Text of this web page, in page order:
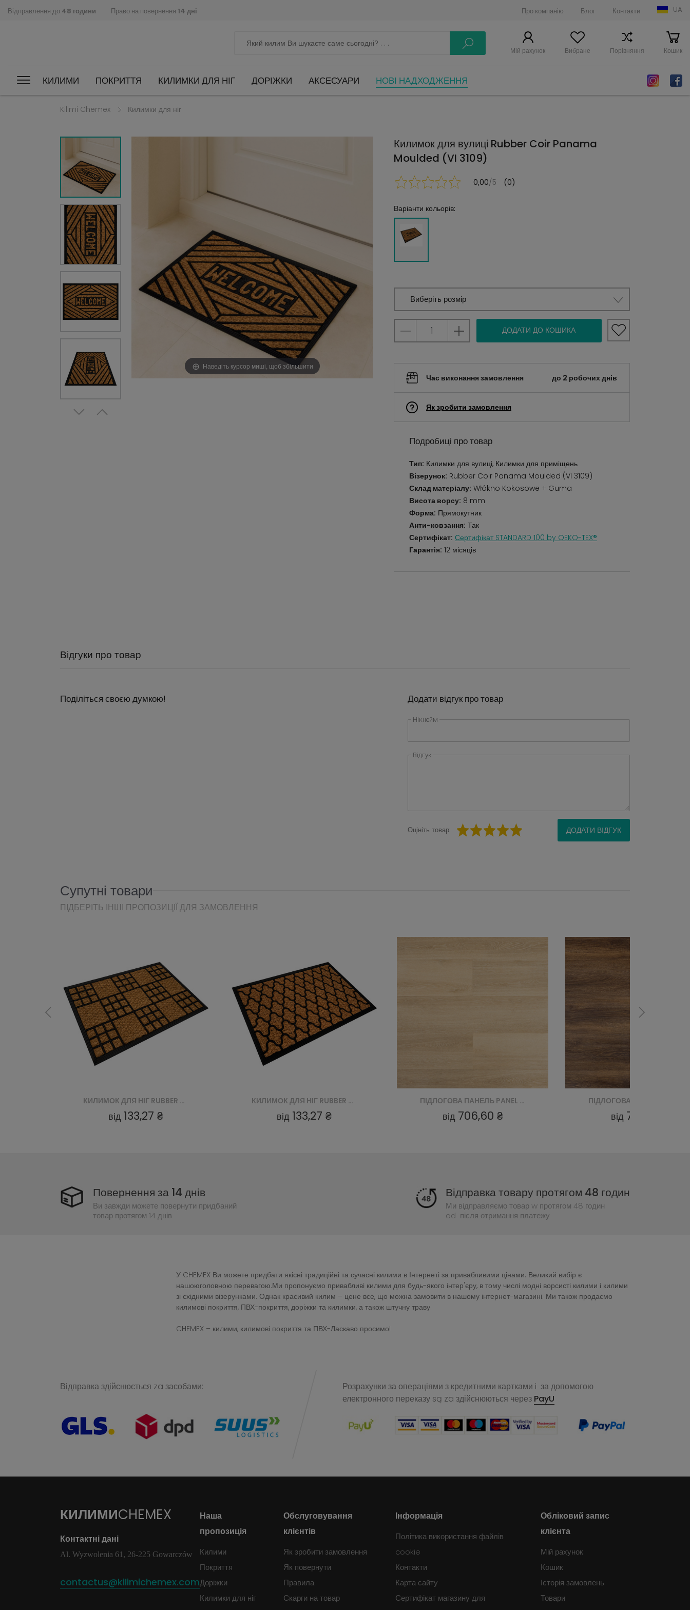
Відправлення до 48 години Право на повернення 14 дні Про компанію Блог Контакти UA
Мій рахунок Вибране Порівняння Кошик
КИЛИМИ ПОКРИТТЯ КИЛИМКИ ДЛЯ НІГ ДОРІЖКИ АКСЕСУАРИ НОВІ НАДХОДЖЕННЯ
Kilimi Chemex Килимки для ніг
Наведіть курсор миші, щоб збільшити
Килимок для вулиці Rubber Coir Panama
Moulded (VI 3109)
0,00/5 (0)
Варіанти кольорів:
Виберіть розмір
ДОДАТИ ДО КОШИКА
Час виконання замовлення до 2 робочих днів
Як зробити замовлення
Подробиці про товар
Тип: Килимки для вулиці, Килимки для приміщень
Візерунок: Rubber Coir Panama Moulded (VI 3109)
Склад матеріалу: Włókno Kokosowe + Guma
Висота ворсу: 8 mm
Форма: Прямокутник
Анти-ковзання: Так
Сертифікат: Сертифікат STANDARD 100 by OEKO-TEX®
Гарантія: 12 місяців
Відгуки про товар
Поділіться своєю думкою! Додати відгук про товар
Нікнейм
Відгук
Оцініть товар: ДОДАТИ ВІДГУК
Супутні товари
ПІДБЕРІТЬ ІНШІ ПРОПОЗИЦІЇ ДЛЯ ЗАМОВЛЕННЯ
КИЛИМОК ДЛЯ НІГ RUBBER COIR PANAMA MOULDED (VI 3104)
від 133,27 ₴
ПІДЛОГОВА ПАНЕЛЬ PANEL SPC ALPINE OAK A102
від 706,60 ₴
ПІДЛОГОВА ПАНЕЛЬ PANEL SPC ALPINE OAK A611
від 706,60 ₴ від 706,60 ₴
Повернення за 14 днів
Ви завжди можете повернути придбаний
товар протягом 14 днів
Відправка товару протягом 48 годин
Ми відправляємо товар w протягом 48 годин
od після отримання платежу
У CHEMEX Ви можете придбати якісні традиційні та сучасні килими в Інтернеті за привабливими цінами. Великий вибір є
нашоюголовною перевагою.Ми пропонуємо привабливі килими для будь-якого інтер'єру, в тому числі модні ворсисті килими і килими
зі східними візерунками. Однак красивий килим – цене все, що можна замовити в нашому інтернет-магазині. Ми також продаємо
килимові покриття, ПВХ-покриття, доріжки та килимки, а також штучну траву.
CHEMEX – килими, килимові покриття та ПВХ-Ласкаво просимо!
Відправка здійснюється za засобами:
Розрахунки за операціями з кредитними картками i за допомогою
електронного переказу są za здійснюються через PayU
КИЛИМИCHEMEX
Контактні дані
Al. Wyzwolenia 61, 26-225 Gowarczów
contactus@kilimichemex.com
Наша
пропозиція
Килими
Покриття
Доріжки
Килимки для ніг
Обслуговування
клієнтів
Як зробити замовлення
Як повернути
Правила
Скарги на товар
Інформація
Політика використання файлів
cookie
Контакти
Карта сайту
Сертифікат магазину для
Обліковий запис
клієнта
Мій рахунок
Кошик
Історія замовлень
Товари